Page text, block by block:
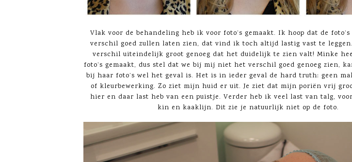
Vlak voor de behandeling heb ik voor foto’s gemaakt. Ik hoop dat de
verschil goed zullen laten zien, dat vind ik toch altijd lastig vast te
verschil uiteindelijk groot genoeg dat het duidelijk te zien valt! Minke
foto’s gemaakt, dus stel dat we bij mij niet het verschil goed genoeg zien,
bij haar foto’s wel het geval is. Het is in ieder geval de hard truth: geen
of kleurbewerking. Zo ziet mijn huid er uit. Je ziet dat mijn poriën vrij
hier en daar last heb van een puistje. Verder heb ik veel last van talg,
kin en kaaklijn. Dit zie je natuurlijk niet op de foto.